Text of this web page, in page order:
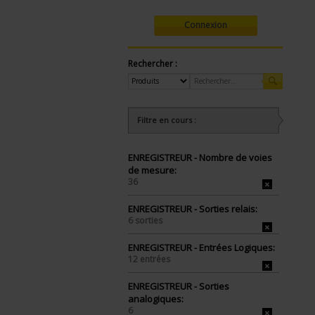
Connexion
Rechercher :
Filtre en cours :
ENREGISTREUR - Nombre de voies
de mesure:
36
ENREGISTREUR - Sorties relais:
6 sorties
ENREGISTREUR - Entrées Logiques:
12 entrées
ENREGISTREUR - Sorties
analogiques:
6